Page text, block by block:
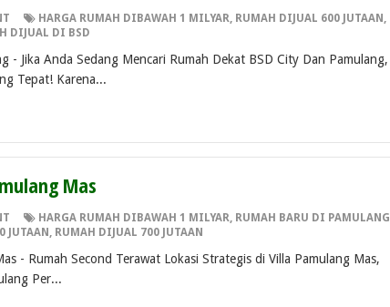
HARGA RUMAH DIBAWAH 1 MILYAR, RUMAH DIJUAL 600 JUTAAN,
DIJUAL DI BSD
- Jika Anda Sedang Mencari Rumah Dekat BSD City Dan Pamulang,
Tepat! Karena...
Mas
HARGA RUMAH DIBAWAH 1 MILYAR, RUMAH BARU DI PAMULANG
JUTAAN , RUMAH DIJUAL 700 JUTAAN
- Rumah Second Terawat Lokasi Strategis di Villa Pamulang Mas,
Per...